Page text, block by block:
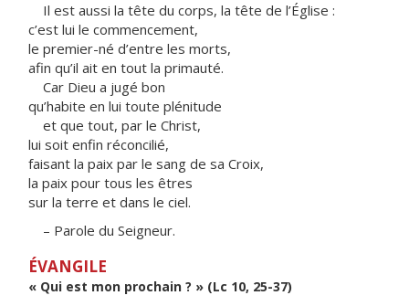
Il est aussi la tête du corps, la tête de l’Église :
c’est lui le commencement,
le premier-né d’entre les morts,
afin qu’il ait en tout la primauté.
Car Dieu a jugé bon
qu’habite en lui toute plénitude
et que tout, par le Christ,
lui soit enfin réconcilié,
faisant la paix par le sang de sa Croix,
la paix pour tous les êtres
sur la terre et dans le ciel.
– Parole du Seigneur.
ÉVANGILE
« Qui est mon prochain ? » (Lc 10, 25-37)